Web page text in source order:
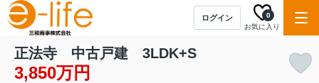
ログイン
お気に入り
0
正法寺 中古戸建 3LDK+S
3,850万円